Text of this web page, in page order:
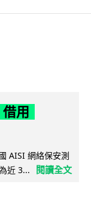
用
AISI 網絡保安測
近 3...
閱讀全文